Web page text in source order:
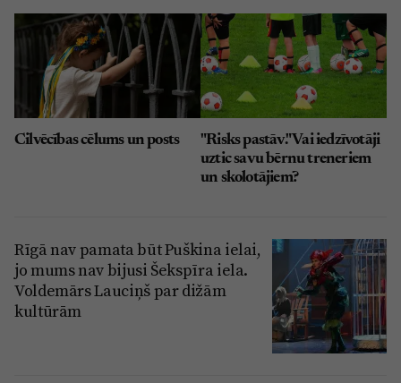
Cilvēcības cēlums un posts
"Risks pastāv." Vai iedzīvotāji
uztic savu bērnu treneriem
un skolotājiem?
Rīgā nav pamata būt Puškina ielai,
jo mums nav bijusi Šekspīra iela.
Voldemārs Lauciņš par dižām
kultūrām